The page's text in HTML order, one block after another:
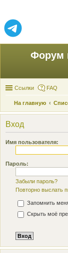
Форум
Ссылки FAQ
На главную
Вход
Имя пользователя:
Пароль:
Забыли пароль?
Повторно выслать
Запомнить
Скрыть моё